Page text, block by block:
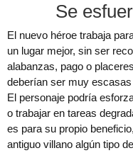
Se
El nuevo héroe trabaja
un lugar mejor, sin ser
alabanzas, pago o
deberían ser muy
El personaje podría
o trabajar en tareas
es para su propio
antiguo villano algún tipo